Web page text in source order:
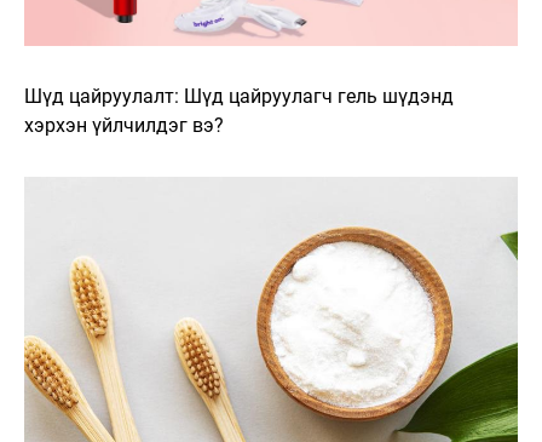
Шүд цайруулалт: Шүд цайруулагч гель шүдэнд
хэрхэн үйлчилдэг вэ?